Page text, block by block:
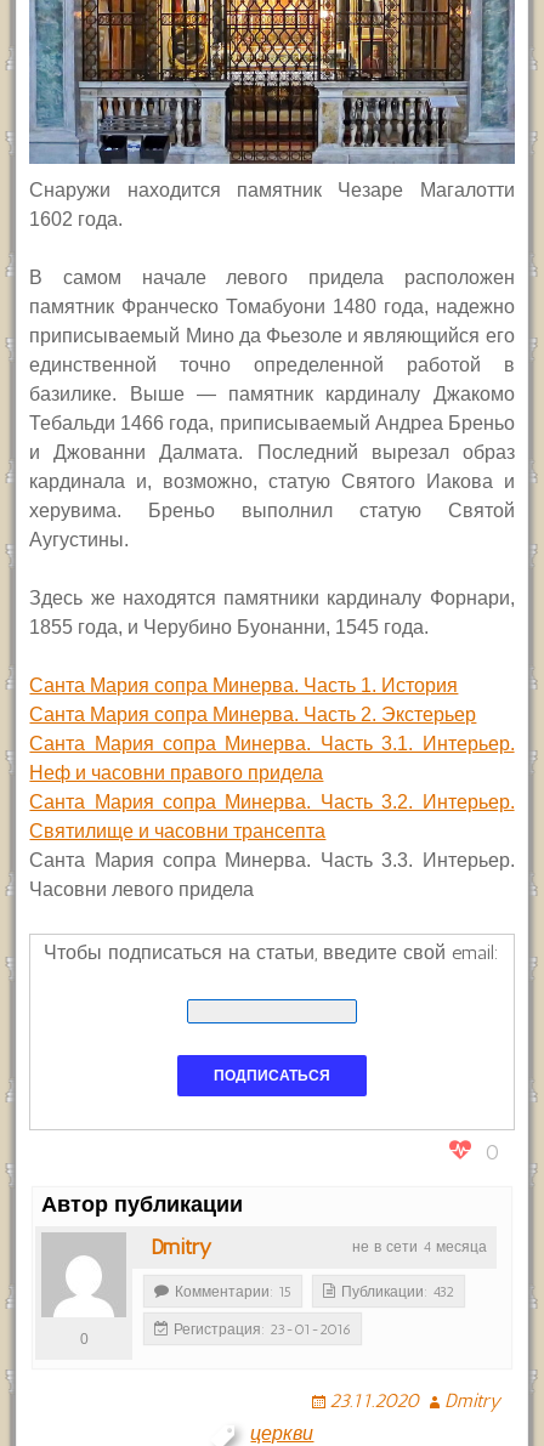
Снаружи находится памятник Чезаре Магалотти
1602 года.
В самом начале левого придела расположен
памятник Франческо Томабуони 1480 года, надежно
приписываемый Мино да Фьезоле и являющийся его
единственной точно определенной работой в
базилике. Выше — памятник кардиналу Джакомо
Тебальди 1466 года, приписываемый Андреа Бреньо
и Джованни Далмата. Последний вырезал образ
кардинала и, возможно, статую Святого Иакова и
херувима. Бреньо выполнил статую Святой
Аугустины.
Здесь же находятся памятники кардиналу Форнари,
1855 года, и Черубино Буонанни, 1545 года.
Санта Мария сопра Минерва. Часть 1. История
Санта Мария сопра Минерва. Часть 2. Экстерьер
Санта Мария сопра Минерва. Часть 3.1. Интерьер.
Неф и часовни правого придела
Санта Мария сопра Минерва. Часть 3.2. Интерьер.
Святилище и часовни трансепта
Санта Мария сопра Минерва. Часть 3.3. Интерьер.
Часовни левого придела
Чтобы подписаться на статьи, введите свой email:
0
Автор публикации
не в сети 4 месяца
Dmitry
0
Комментарии: 15 Публикации: 432
Регистрация: 23-01-2016
23.11.2020
Dmitry
церкви